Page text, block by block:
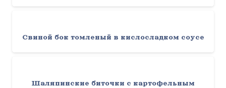
Свиной бок томленый в кислосладком соусе
Шаляпинские биточки с картофельным